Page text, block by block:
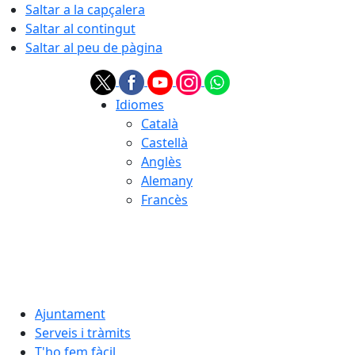
Saltar a la capçalera
Saltar al contingut
Saltar al peu de pàgina
Idiomes
Català
Castellà
Anglès
Alemany
Francès
Ajuntament
Serveis i tràmits